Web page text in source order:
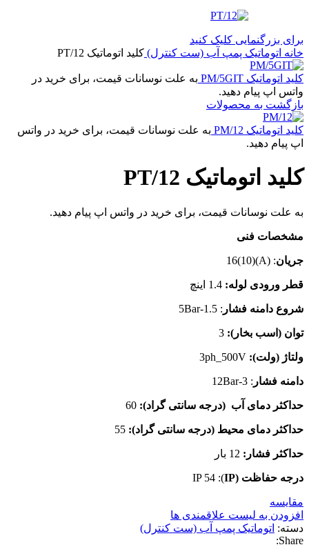
برای بزرگنمایی کلیک کنید
خانه اتوماتیک پمپ آب (ست کنترل) کلید اتوماتیک PT/12
کلید اتوماتیک PM/5GIT
به علت نوسانات قیمت، برای خرید در
واتس اپ پیام دهید.
بازگشت به محصولات
کلید اتوماتیک PM/12
به علت نوسانات قیمت، برای خرید در واتس
اپ پیام دهید.
کلید اتوماتیک PT/12
به علت نوسانات قیمت، برای خرید در واتس اپ پیام دهید.
مشخصات فنی
جریان: (A)(10)16
قطر ورودی لوله:
شروع دامنه فشار : 1.5-5Bar
توان (اسب بخار):
ولتاژ (ولت):
دامنه فشار : 3-12Bar
حداکثر دمای آب (درجه سانتی گراد):
حداکثر دمای محیط (درجه سانتی گراد):
حداکثر فشار:
درجه حفاظت (IP
): IP 54
مقایسه
افزودن به لیست علاقمندی ها
دسته: اتوماتیک پمپ آب (ست کنترل)
Share: